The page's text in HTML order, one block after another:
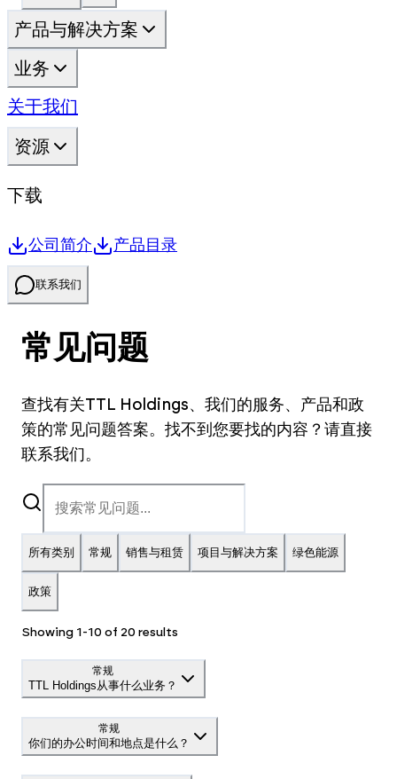
产品与解决方案
业务
关于我们
资源
下载
公司简介 产品目录
联系我们
常见问题
查找有关TTL Holdings、我们的服务、产品和政
策的常见问题答案。找不到您要找的内容？请直接
联系我们。
所有类别 常规 销售与租赁 项目与解决方案 绿色能源
政策
Showing 1-10 of 20 results
常规
TTL Holdings从事什么业务？
常规
你们的办公时间和地点是什么？